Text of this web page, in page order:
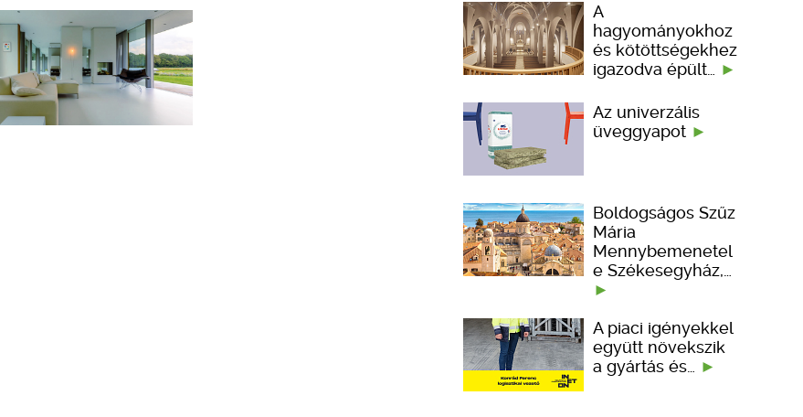
A
hagyományokhoz
és kötöttségekhez
igazodva épült…
Az univerzális
üveggyapot
Boldogságos Szűz
Mária
Mennybemenetel
e Székesegyház,…
A piaci igényekkel
együtt növekszik
a gyártás és…